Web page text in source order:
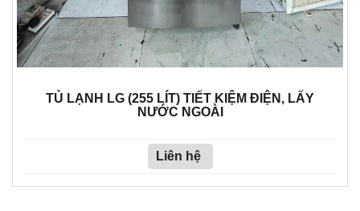
TỦ LẠNH LG (255 LÍT) TIẾT KIỆM ĐIỆN, LẤY
NƯỚC NGOÀI
Liên hệ